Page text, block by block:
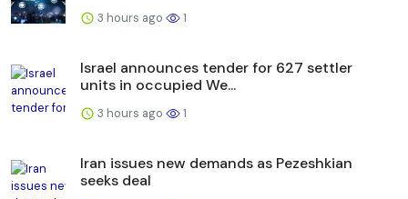
3 hours ago 1
Israel announces tender for 627 settler
units in occupied We...
3 hours ago 1
Iran issues new demands as Pezeshkian
seeks deal